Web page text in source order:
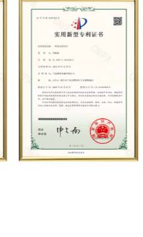
al por mayor Bombas
de ósmosis
mar Proveedores, su
integrales como la
y
de émbolo de
utilizado en
acero,
energía hidroeléctrica,
construcción,